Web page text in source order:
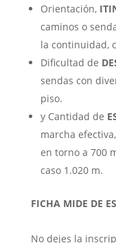
Orientación,
caminos o
la continuidad,
Dificultad de
sendas con
piso.
y Cantidad de
marcha
en torno a 700
caso 1.020 m.
FICHA MIDE DE
No dejes la